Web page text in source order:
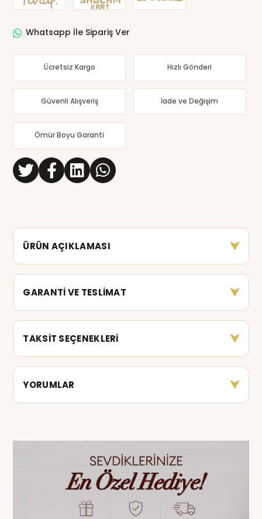
Whatsapp İle Sipariş Ver
Ücretsiz Kargo Hızlı Gönderi
Güvenli Alışveriş İade ve Değişim
Ömür Boyu Garanti
ÜRÜN AÇIKLAMASI
GARANTİ VE TESLİMAT
TAKSİT SEÇENEKLERİ
YORUMLAR